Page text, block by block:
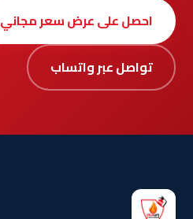
احصل على عرض سعر مجاني
تواصل عبر واتساب